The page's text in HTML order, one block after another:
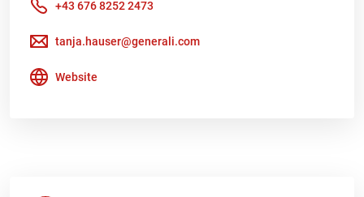
+43 676 8252 2473
tanja.hauser@generali.com
Website